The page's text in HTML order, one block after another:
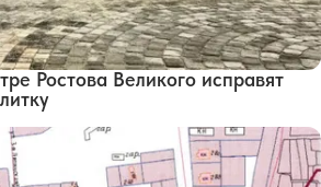
Ростова Великого исправят